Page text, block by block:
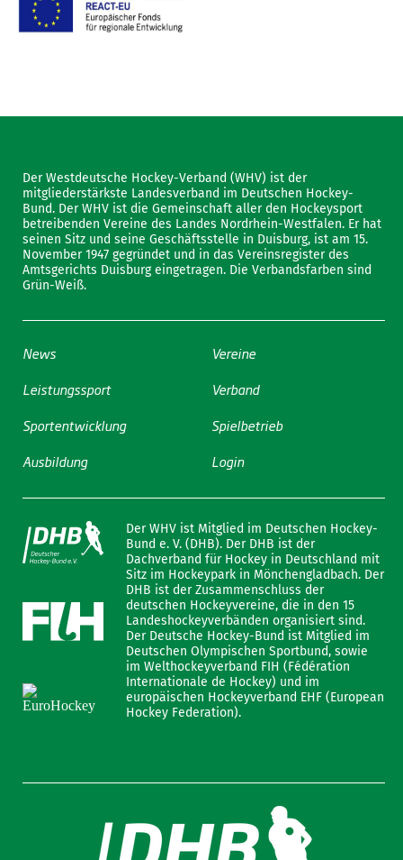
Der Westdeutsche Hockey-Verband (WHV) ist der
mitgliederstärkste Landesverband im Deutschen Hockey-
Bund. Der WHV ist die Gemeinschaft aller den Hockeysport
betreibenden Vereine des Landes Nordrhein-Westfalen. Er hat
seinen Sitz und seine Geschäftsstelle in Duisburg, ist am 15.
November 1947 gegründet und in das Vereinsregister des
Amtsgerichts Duisburg eingetragen. Die Verbandsfarben sind
Grün-Weiß.
News
Leistungssport
Sportentwicklung
Ausbildung
Vereine
Verband
Spielbetrieb
Login
Der WHV ist Mitglied im Deutschen Hockey-
Bund e. V. (DHB). Der DHB ist der
Dachverband für Hockey in Deutschland mit
Sitz im Hockeypark in Mönchengladbach. Der
DHB ist der Zusammenschluss der
deutschen Hockeyvereine, die in den 15
Landeshockeyverbänden organisiert sind.
Der Deutsche Hockey-Bund ist Mitglied im
Deutschen Olympischen Sportbund, sowie
im Welthockeyverband FIH (Fédération
Internationale de Hockey) und im
europäischen Hockeyverband EHF (European
Hockey Federation).